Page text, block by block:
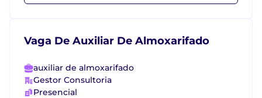
Vaga De Auxiliar De Almoxarifado
auxiliar de almoxarifado
Gestor Consultoria
Presencial